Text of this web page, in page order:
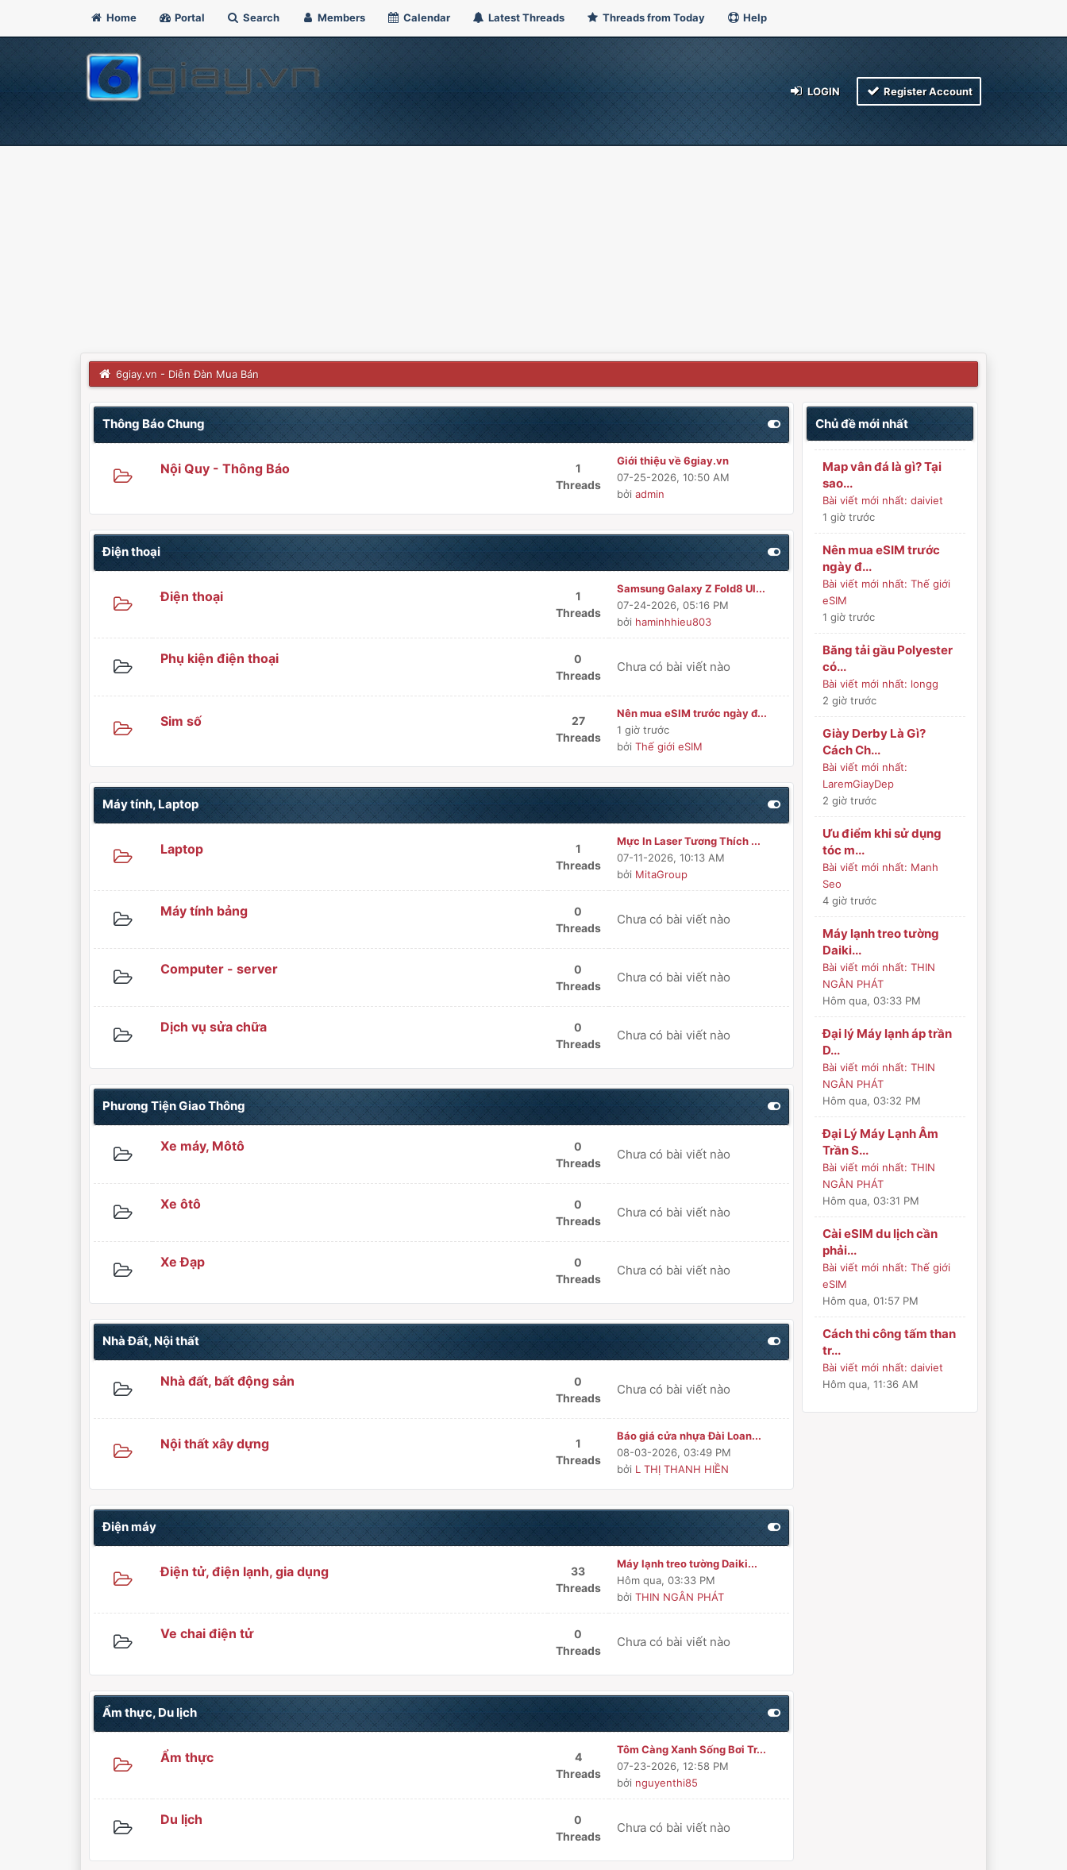
Home Portal Search Members Calendar Latest Threads Threads from Today Help
LOGIN Register Account
6giay.vn - Diễn Đàn Mua Bán
Thông Báo Chung
Nội Quy - Thông Báo
1
Threads
Giới thiệu về 6giay.vn
07-25-2026, 10:50 AM
bởi admin
Điện thoại
Điện thoại
1
Threads
Samsung Galaxy Z Fold8 Ul...
07-24-2026, 05:16 PM
bởi haminhhieu803
Phụ kiện điện thoại
0
Threads
Chưa có bài viết nào
Sim số
27
Threads
Nên mua eSIM trước ngày đ...
1 giờ trước
bởi Thế giới eSIM
Máy tính, Laptop
Laptop
1
Threads
Mực In Laser Tương Thích ...
07-11-2026, 10:13 AM
bởi MitaGroup
Máy tính bảng
0
Threads
Chưa có bài viết nào
Computer - server
0
Threads
Chưa có bài viết nào
Dịch vụ sửa chữa
0
Threads
Chưa có bài viết nào
Phương Tiện Giao Thông
Xe máy, Môtô
0
Threads
Chưa có bài viết nào
Xe ôtô
0
Threads
Chưa có bài viết nào
Xe Đạp
0
Threads
Chưa có bài viết nào
Nhà Đất, Nội thất
Nhà đất, bất động sản
0
Threads
Chưa có bài viết nào
Nội thất xây dựng
1
Threads
Báo giá cửa nhựa Đài Loan...
08-03-2026, 03:49 PM
bởi L THỊ THANH HIỀN
Điện máy
Điện tử, điện lạnh, gia dụng
33
Threads
Máy lạnh treo tường Daiki...
Hôm qua, 03:33 PM
bởi THIN NGÂN PHÁT
Ve chai điện tử
0
Threads
Chưa có bài viết nào
Ẩm thực, Du lịch
Ẩm thực
4
Threads
Tôm Càng Xanh Sống Bơi Tr...
07-23-2026, 12:58 PM
bởi nguyenthi85
Du lịch
0
Threads
Chưa có bài viết nào
Chủ đề mới nhất
Map vân đá là gì? Tại
sao...
Bài viết mới nhất: daiviet
1 giờ trước
Nên mua eSIM trước
ngày đ...
Bài viết mới nhất: Thế giới
eSIM
1 giờ trước
Băng tải gầu Polyester
có...
Bài viết mới nhất: longg
2 giờ trước
Giày Derby Là Gì?
Cách Ch...
Bài viết mới nhất:
LaremGiayDep
2 giờ trước
Ưu điểm khi sử dụng
tóc m...
Bài viết mới nhất: Manh
Seo
4 giờ trước
Máy lạnh treo tường
Daiki...
Bài viết mới nhất: THIN
NGÂN PHÁT
Hôm qua, 03:33 PM
Đại lý Máy lạnh áp trần
D...
Bài viết mới nhất: THIN
NGÂN PHÁT
Hôm qua, 03:32 PM
Đại Lý Máy Lạnh Âm
Trần S...
Bài viết mới nhất: THIN
NGÂN PHÁT
Hôm qua, 03:31 PM
Cài eSIM du lịch cần
phải...
Bài viết mới nhất: Thế giới
eSIM
Hôm qua, 01:57 PM
Cách thi công tấm than
tr...
Bài viết mới nhất: daiviet
Hôm qua, 11:36 AM